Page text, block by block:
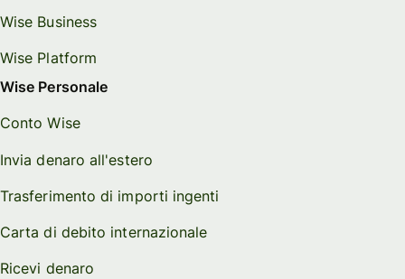
Wise Business
Wise Platform
Wise Personale
Conto Wise
Invia denaro all'estero
Trasferimento di importi ingenti
Carta di debito internazionale
Ricevi denaro